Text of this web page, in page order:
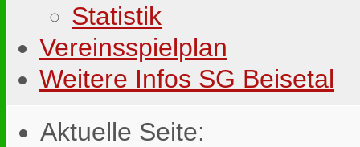
Statistik
Vereinsspielplan
Weitere Infos SG Beisetal
Aktuelle Seite: